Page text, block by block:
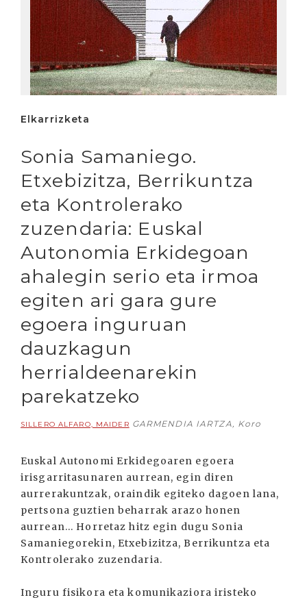
Elkarrizketa
Sonia Samaniego.
Etxebizitza, Berrikuntza
eta Kontrolerako
zuzendaria: Euskal
Autonomia Erkidegoan
ahalegin serio eta irmoa
egiten ari gara gure
egoera inguruan
dauzkagun
herrialdeenarekin
parekatzeko
SILLERO ALFARO, MAIDER GARMENDIA IARTZA, Koro
Euskal Autonomi Erkidegoaren egoera
irisgarritasunaren aurrean, egin diren
aurrerakuntzak, oraindik egiteko dagoen lana,
pertsona guztien beharrak arazo honen
aurrean... Horretaz hitz egin dugu Sonia
Samaniegorekin, Etxebizitza, Berrikuntza eta
Kontrolerako zuzendaria.
Inguru fisikora eta komunikaziora iristeko